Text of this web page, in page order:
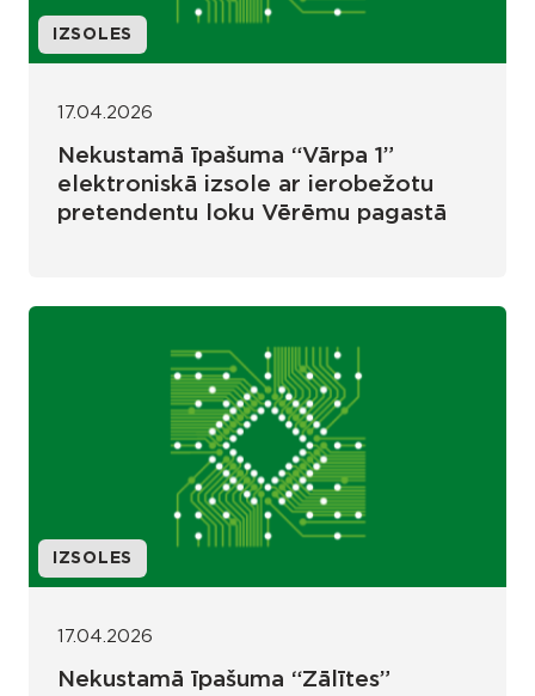
IZSOLES
17.04.2026
Nekustamā īpašuma “Vārpa 1”
elektroniskā izsole ar ierobežotu
pretendentu loku Vērēmu pagastā
IZSOLES
17.04.2026
Nekustamā īpašuma “Zālītes”